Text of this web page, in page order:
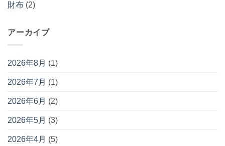
財布 (2)
アーカイブ
2026年8月 (1)
2026年7月 (1)
2026年6月 (2)
2026年5月 (3)
2026年4月 (5)